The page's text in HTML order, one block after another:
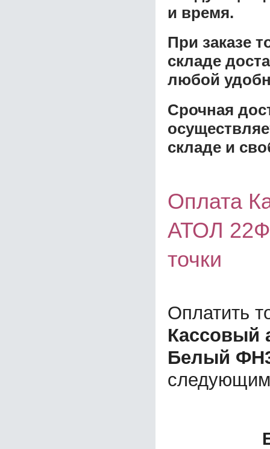
и время.
При заказе
складе
любой
Срочная
складе и
Оплата
АТОЛ 22Ф
точки
Оплатить
Кассовый
Белый